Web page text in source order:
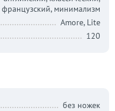
французский, минимализм
Amore, Lite
120
без ножек